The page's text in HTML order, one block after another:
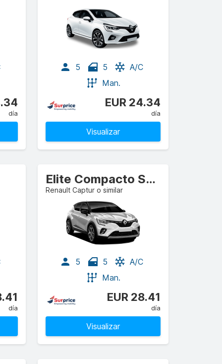
día
5 5
A/C
Man.
EUR 24.34
día
Visualizar
día
Elite Compacto SUV
Renault Captur o similar
5 5
A/C
Man.
EUR 28.41
día
Visualizar